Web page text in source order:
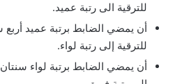
للترقية الى رتبة عميد.
أن يمضي الضابط برتبة عميد
للترقية إلى رتبة لواء.
أن يمضي الضابط برتبة لواء سنتان